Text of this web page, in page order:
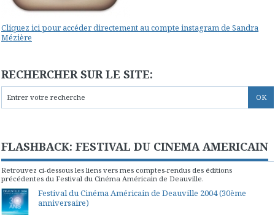
Cliquez ici pour accéder directement au compte instagram de Sandra
Mézière
RECHERCHER SUR LE SITE:
FLASHBACK: FESTIVAL DU CINEMA AMERICAIN
Retrouvez ci-dessous les liens vers mes comptes-rendus des éditions
précédentes du Festival du Cinéma Américain de Deauville.
Festival du Cinéma Américain de Deauville 2004 (30ème
anniversaire)